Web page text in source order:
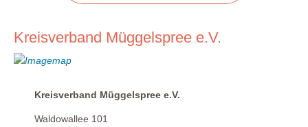
Kreisverband Müggelspree e.V.
Kreisverband Müggelspree e.V.
Waldowallee 101